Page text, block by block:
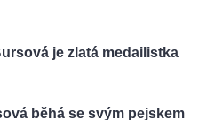
je zlatá medailistka
běhá se svým pejskem